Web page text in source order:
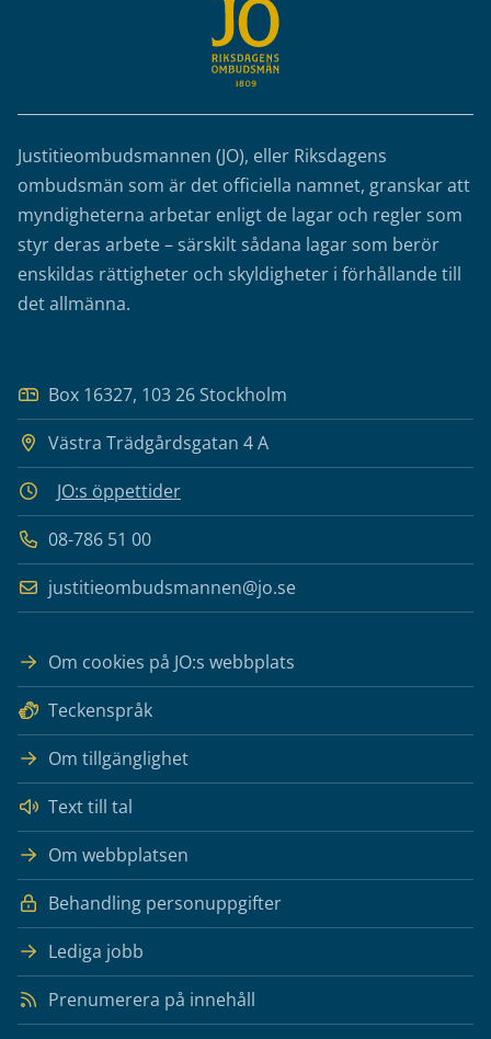
Justitieombudsmannen (JO), eller Riksdagens
ombudsmän som är det officiella namnet, granskar att
myndigheterna arbetar enligt de lagar och regler som
styr deras arbete – särskilt sådana lagar som berör
enskildas rättigheter och skyldigheter i förhållande till
det allmänna.
Box 16327, 103 26 Stockholm
Västra Trädgårdsgatan 4 A
JO:s öppettider
08-786 51 00
justitieombudsmannen@jo.se
Om cookies på JO:s webbplats
Teckenspråk
Om tillgänglighet
Text till tal
Om webbplatsen
Behandling personuppgifter
Lediga jobb
Prenumerera på innehåll